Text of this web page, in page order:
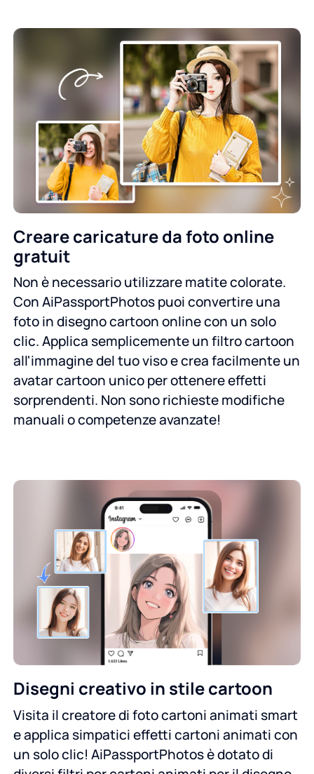
Creare caricature da foto online
gratuit
Non è necessario utilizzare matite colorate.
Con AiPassportPhotos puoi convertire una
foto in disegno cartoon online con un solo
clic. Applica semplicemente un filtro cartoon
all'immagine del tuo viso e crea facilmente un
avatar cartoon unico per ottenere effetti
sorprendenti. Non sono richieste modifiche
manuali o competenze avanzate!
Disegni creativo in stile cartoon
Visita il creatore di foto cartoni animati smart
e applica simpatici effetti cartoni animati con
un solo clic! AiPassportPhotos è dotato di